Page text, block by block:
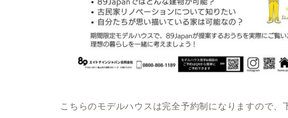
こちらのモデルハウスは完全予約制になりますので、